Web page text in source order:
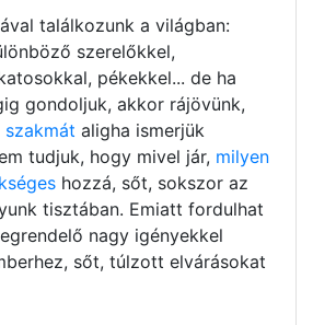
találkozunk a világban:
szerelőkkel,
pékekkel... de ha
gondoljuk, akkor rájövünk,
szakmát aligha ismerjük
tudjuk, hogy mivel jár, milyen
hozzá, sőt, sokszor az
tisztában. Emiatt fordulhat
nagy igényekkel
sőt, túlzott elvárásokat